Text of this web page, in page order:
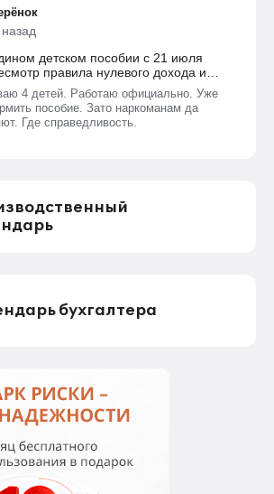
приходящихся на каждого члена
отказывают только если в
находятся две и более квартиры или
детском пособии с 21 июля
правила нулевого дохода и
пособий по месту
4 детей. Работаю официально. Уже
пособие. Зато наркоманам да
Где справедливость.
бухгалтера